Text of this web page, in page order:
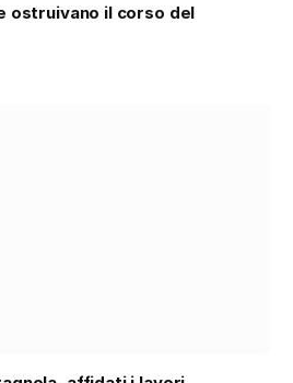
ostruivano il corso del